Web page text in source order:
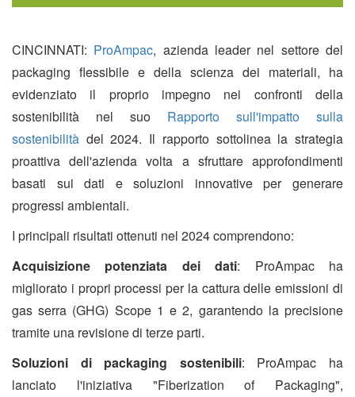
CINCINNATI: ProAmpac, azienda leader nel settore del
packaging flessibile e della scienza dei materiali, ha
evidenziato il proprio impegno nei confronti della
sostenibilità nel suo Rapporto sull'impatto sulla
sostenibilità del 2024. Il rapporto sottolinea la strategia
proattiva dell'azienda volta a sfruttare approfondimenti
basati sui dati e soluzioni innovative per generare
progressi ambientali.
I principali risultati ottenuti nel 2024 comprendono:
Acquisizione potenziata dei dati: ProAmpac ha
migliorato i propri processi per la cattura delle emissioni di
gas serra (GHG) Scope 1 e 2, garantendo la precisione
tramite una revisione di terze parti.
Soluzioni di packaging sostenibili: ProAmpac ha
lanciato l'iniziativa "Fiberization of Packaging",